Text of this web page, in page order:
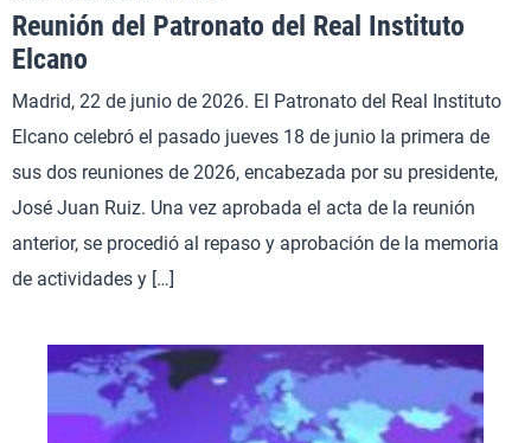
Reunión del Patronato del Real Instituto
Elcano
Madrid, 22 de junio de 2026. El Patronato del Real Instituto
Elcano celebró el pasado jueves 18 de junio la primera de
sus dos reuniones de 2026, encabezada por su presidente,
José Juan Ruiz. Una vez aprobada el acta de la reunión
anterior, se procedió al repaso y aprobación de la memoria
de actividades y […]